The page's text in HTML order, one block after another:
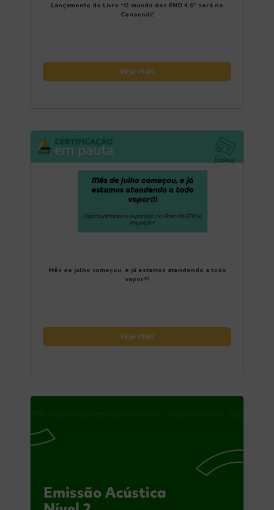
Lançamento do Livro “O mundo dos END 4.0” será no
Conaendi!
Veja mais
Mês de julho começou, e já estamos atendendo a todo
vapor!!!
Veja mais